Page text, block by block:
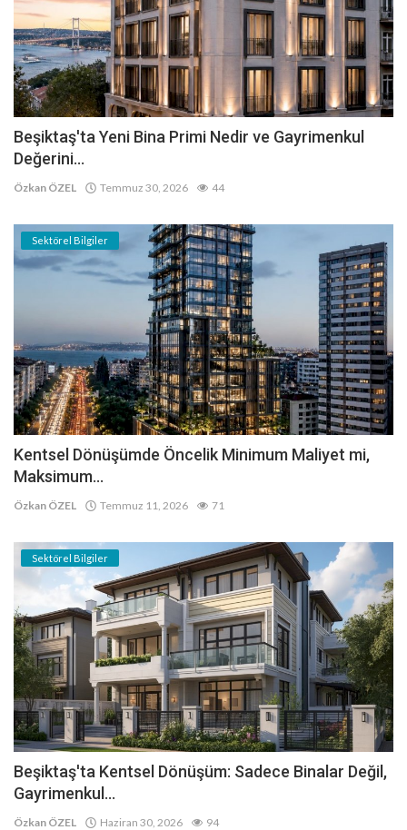
Beşiktaş'ta Yeni Bina Primi Nedir ve Gayrimenkul
Değerini...
Özkan ÖZEL Temmuz 30, 2026 44
Sektörel Bilgiler
Kentsel Dönüşümde Öncelik Minimum Maliyet mi,
Maksimum...
Özkan ÖZEL Temmuz 11, 2026 71
Sektörel Bilgiler
Beşiktaş'ta Kentsel Dönüşüm: Sadece Binalar Değil,
Gayrimenkul...
Özkan ÖZEL Haziran 30, 2026 94